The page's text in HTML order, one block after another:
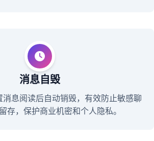
消息自毁
息阅读后自动销毁，有效防止敏感聊
存，保护商业机密和个人隐私。